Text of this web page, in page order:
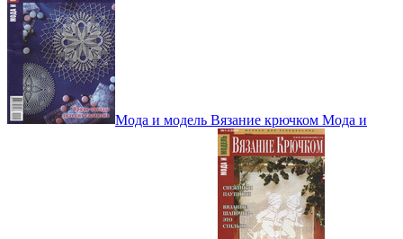
Мода и модель Вязание крючком Мода и